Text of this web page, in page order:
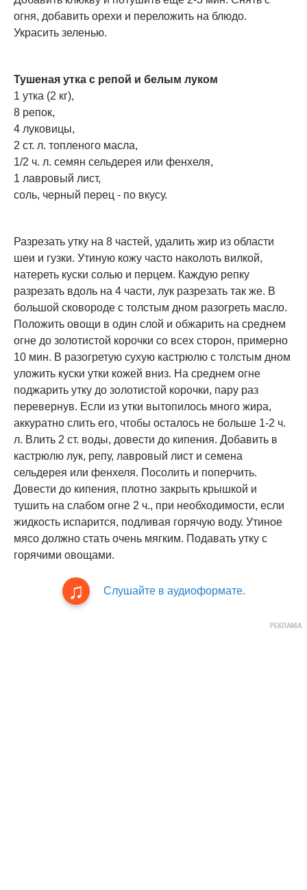
огня, добавить орехи и переложить на блюдо.
Украсить зеленью.
Тушеная утка с репой и белым луком
1 утка (2 кг),
8 репок,
4 луковицы,
2 ст. л. топленого масла,
1/2 ч. л. семян сельдерея или фенхеля,
1 лавровый лист,
соль, черный перец - по вкусу.
Разрезать утку на 8 частей, удалить жир из области
шеи и гузки. Утиную кожу часто наколоть вилкой,
натереть куски солью и перцем. Каждую репку
разрезать вдоль на 4 части, лук разрезать так же. В
большой сковороде с толстым дном разогреть масло.
Положить овощи в один слой и обжарить на среднем
огне до золотистой корочки со всех сторон, примерно
10 мин. В разогретую сухую кастрюлю с толстым дном
уложить куски утки кожей вниз. На среднем огне
поджарить утку до золотистой корочки, пару раз
перевернув. Если из утки вытопилось много жира,
аккуратно слить его, чтобы осталось не больше 1-2 ч.
л. Влить 2 ст. воды, довести до кипения. Добавить в
кастрюлю лук, репу, лавровый лист и семена
сельдерея или фенхеля. Посолить и поперчить.
Довести до кипения, плотно закрыть крышкой и
тушить на слабом огне 2 ч., при необходимости, если
жидкость испарится, подливая горячую воду. Утиное
мясо должно стать очень мягким. Подавать утку с
горячими овощами.
Слушайте в аудиоформате.